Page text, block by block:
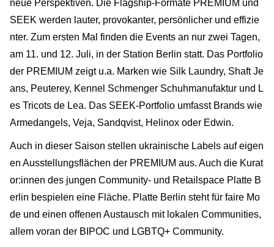
neue Perspektiven. Die Flagship-Formate PREMIUM und
SEEK werden lauter, provokanter, persönlicher und effizie
nter. Zum ersten Mal finden die Events an nur zwei Tagen,
am 11. und 12. Juli, in der Station Berlin statt. Das Portfolio
der PREMIUM zeigt u.a. Marken wie Silk Laundry, Shaft Je
ans, Peuterey, Kennel Schmenger Schuhmanufaktur und L
es Tricots de Lea. Das SEEK-Portfolio umfasst Brands wie
Armedangels, Veja, Sandqvist, Helinox oder Edwin.
Auch in dieser Saison stellen ukrainische Labels auf eigen
en Ausstellungsflächen der PREMIUM aus. Auch die Kurat
or:innen des jungen Community- und Retailspace Platte B
erlin bespielen eine Fläche. Platte Berlin steht für faire Mo
de und einen offenen Austausch mit lokalen Communities,
allem voran der BIPOC und LGBTQ+ Community.